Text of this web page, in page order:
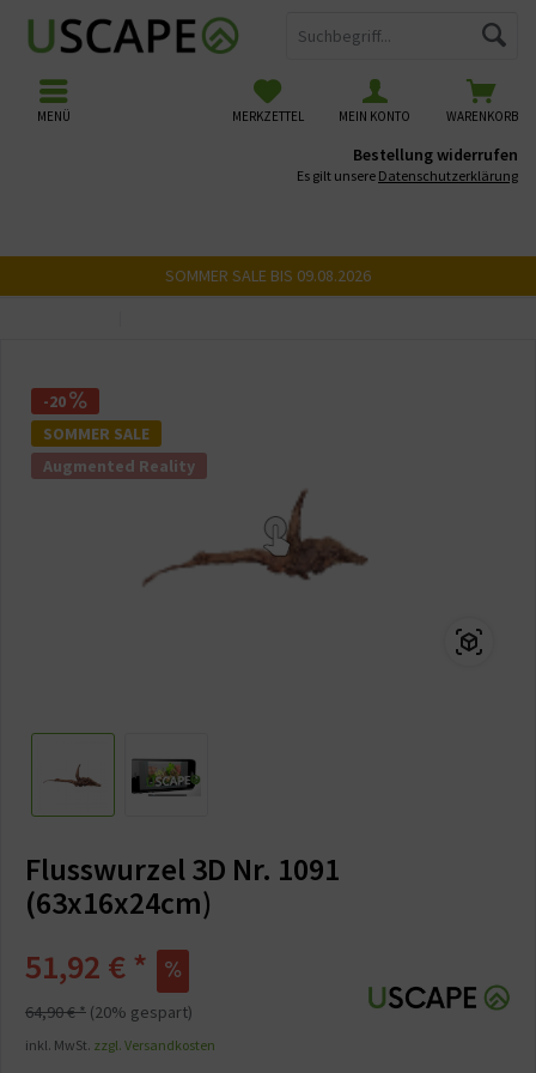
WARENKORB
MERKZETTEL MEIN KONTO
MENÜ
Bestellung widerrufen
Es gilt unsere Datenschutzerklärung
SOMMER SALE BIS 09.08.2026
-20
SOMMER SALE
Augmented Reality
Flusswurzel 3D Nr. 1091
(63x16x24cm)
51,92 € *
64,90 € * (20% gespart)
inkl. MwSt. zzgl. Versandkosten